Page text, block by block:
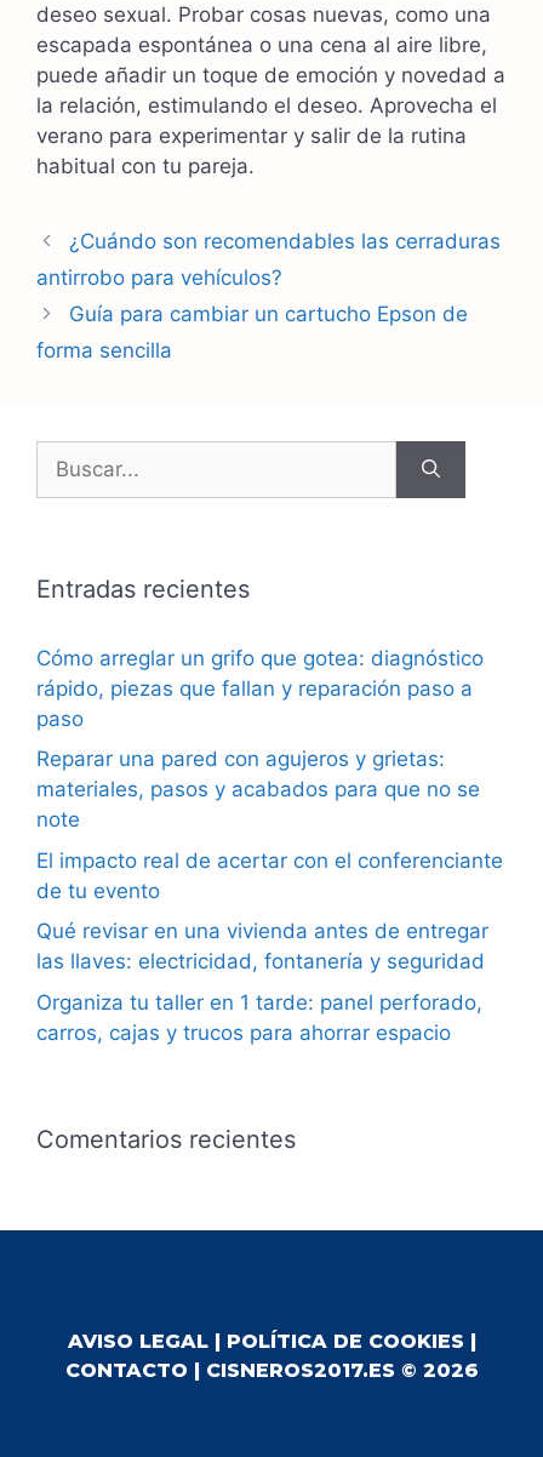
deseo sexual. Probar cosas nuevas, como una
escapada espontánea o una cena al aire libre,
puede añadir un toque de emoción y novedad a
la relación, estimulando el deseo. Aprovecha el
verano para experimentar y salir de la rutina
habitual con tu pareja.
Navegación
¿Cuándo son recomendables las cerraduras
antirrobo para vehículos?
Guía para cambiar un cartucho Epson de
forma sencilla
Entradas recientes
Cómo arreglar un grifo que gotea: diagnóstico
rápido, piezas que fallan y reparación paso a
paso
Reparar una pared con agujeros y grietas:
materiales, pasos y acabados para que no se
note
El impacto real de acertar con el conferenciante
de tu evento
Qué revisar en una vivienda antes de entregar
las llaves: electricidad, fontanería y seguridad
Organiza tu taller en 1 tarde: panel perforado,
carros, cajas y trucos para ahorrar espacio
Comentarios recientes
AVISO LEGAL| POLÍTICA DE COOKIES |
CONTACTO | CISNEROS2017.ES © 2026